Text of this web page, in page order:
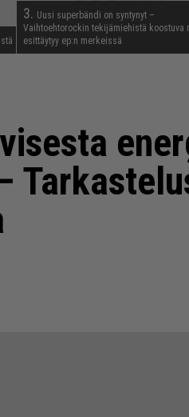
3. Uusi superbändi on syntynyt –
Vaihtoehtorockin tekijämiehistä koostuva
esittäytyy ep:n merkeissä